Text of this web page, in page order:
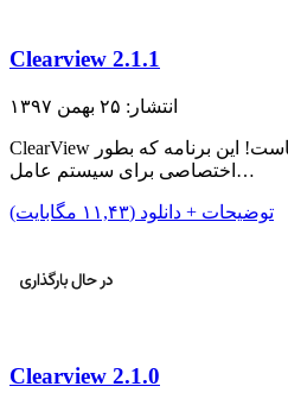
Clearview 2.1.1
انتشار: ۲۵ بهمن ۱۳۹۷
ClearView کتابخانه ی جدید مک شماست! این برنامه که بطور
اختصاصی برای سیستم عامل…
توضیحات + دانلود (۱۱,۴۳ مگابایت)
Clearview 2.1.0